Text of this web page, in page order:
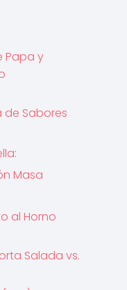
Papa y
de Sabores
Masa
al Horno
Salada vs.